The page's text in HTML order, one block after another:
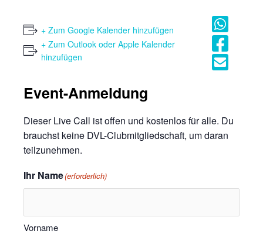
+ Zum Google Kalender hinzufügen
+ Zum Outlook oder Apple Kalender
hinzufügen
Event-Anmeldung
Dieser Live Call ist offen und kostenlos für alle. Du
brauchst keine DVL-Clubmitgliedschaft, um daran
teilzunehmen.
Ihr Name(erforderlich)
Vorname